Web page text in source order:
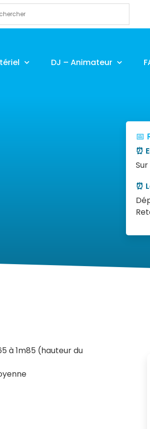
DJ – Animateur
📅
⏰
Sur
⏰
à 1m85 (hauteur du